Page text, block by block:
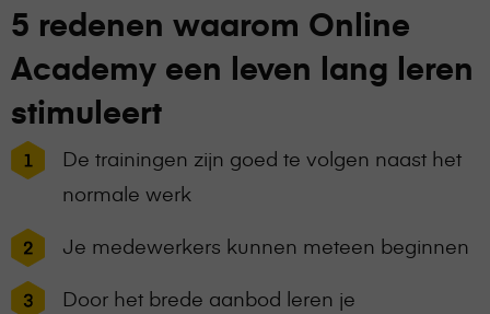
5 redenen waarom Online
Academy een leven lang leren
stimuleert
De trainingen zijn goed te volgen naast het
normale werk
Je medewerkers kunnen meteen beginnen
Door het brede aanbod leren je